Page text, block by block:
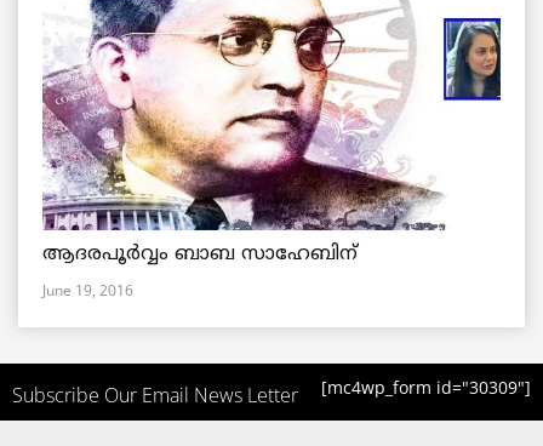
ആദരപൂര്‍വ്വം ബാബ സാഹേബിന്
June 19, 2016
Subscribe Our Email News Letter [mc4wp_form id="30309"]